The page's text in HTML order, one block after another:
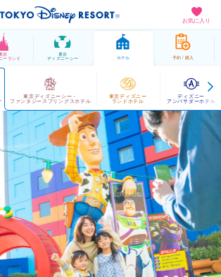
お気に入り
京
ーランド
東京
ディズニーシー ホテル 予約 / 購入
東京ディズニーシー・
ファンタジースプリングスホテル
東京ディズニー
ランドホテル
ディズニー
アンバサダーホテル